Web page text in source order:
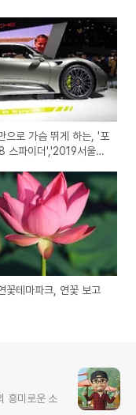
으로 가슴 뛰게 하는, '포
스파이더','2019서울모
꽃테마파크, 연꽃 보고
흥미로운 소